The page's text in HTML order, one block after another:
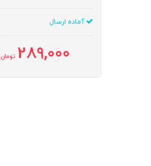
آماده ارسال
289,000 تومان